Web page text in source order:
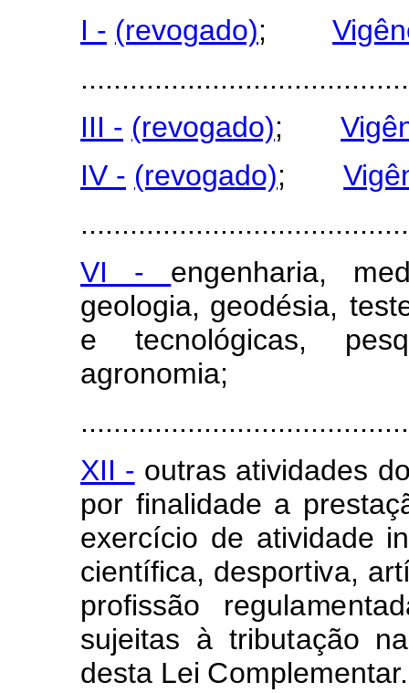
I - (revogado);
III - (revogado);
IV - (revogado);
VI - engenharia,
geologia, geodésia, te
e
tecnológicas, pes
agronomia;
XII - outras atividades
por finalidade a prestaç
exercício de atividade
científica, desportiva,
profissão regulame
sujeitas à tributação na
desta Lei Complement